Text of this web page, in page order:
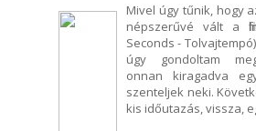
Mivel úgy tűnik, hogy
népszerűvé vált a
Seconds -
úgy gondoltam
onnan kiragadva
szenteljek neki.
kis időutazás, vissza,